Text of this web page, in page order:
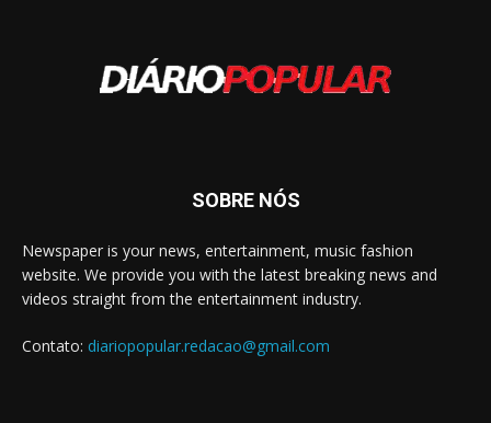
SOBRE NÓS
Newspaper is your news, entertainment, music fashion
website. We provide you with the latest breaking news and
videos straight from the entertainment industry.
Contato: diariopopular.redacao@gmail.com